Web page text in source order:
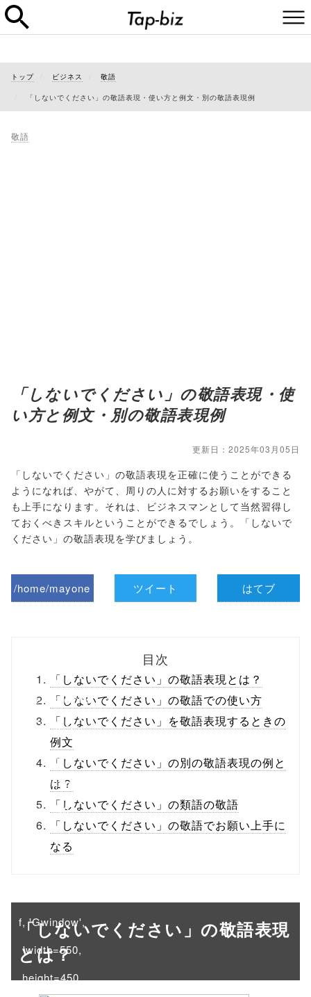
トップ ビジネス 敬語
「しないでください」の敬語表現・使い方と例文・別の敬語表現例
敬語
「しないでください」の敬語表現・使
い方と例文・別の敬語表現例
更新日：2025年03月05日
「しないでください」の敬語表現を正確に使うことができる
ようになれば、やがて、周りの人に対するお願いをすること
も上手になります。それは、ビジネスマンとして当然習得し
ておくべきスキルということができるでしょう。「しないで
ください」の敬語表現を学びましょう。
/home/mayone
ml/wp-
content/themes
/tapbiz_theme/
parts/sns-
buttons.php on
line10
/1040332"
f, 'Gwindow',
'width=550,
height=450,
ツイート はてブ
目次
「しないでください」の敬語表現とは？
「しないでください」の敬語での使い方
「しないでください」を敬語表現するときの
例文
「しないでください」の別の敬語表現の例と
は？
「しないでください」の類語の敬語
「しないでください」の敬語でお願い上手に
なる
「しないでください」の敬語表現
とは？